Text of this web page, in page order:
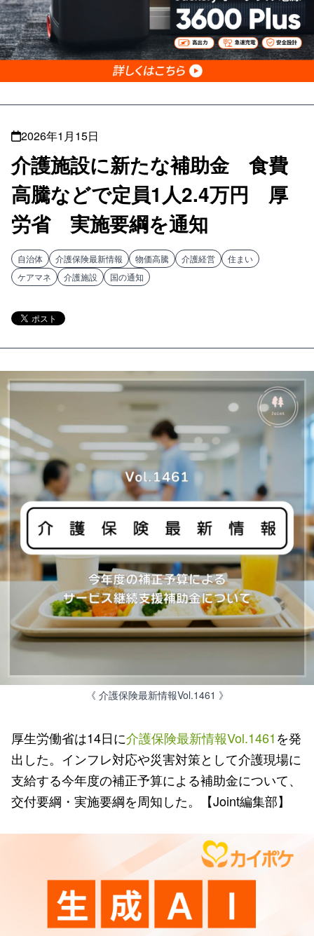
2026年1月15日
介護施設に新たな補助金 食費
高騰などで定員1人2.4万円 厚
労省 実施要綱を通知
自治体 介護保険最新情報 物価高騰 介護経営
住まい
ケアマネ
介護施設 国の通知
《 介護保険最新情報Vol.1461 》
厚生労働省は14日に介護保険最新情報Vol.1461を発
出した。インフレ対応や災害対策として介護現場に
支給する今年度の補正予算による補助金について、
交付要綱・実施要綱を周知した。【Joint編集部】